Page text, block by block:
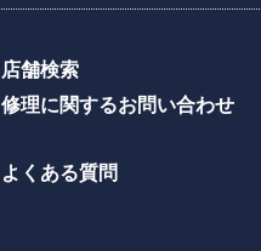
店舗検索
修理に関するお問い合わせ
よくある質問